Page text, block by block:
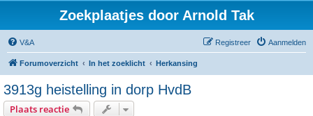
Zoekplaatjes door Arnold Tak
V&A Aanmelden
Registreer
Forumoverzicht In het zoeklicht Herkansing
3913g heistelling in dorp HvdB
Plaats reactie